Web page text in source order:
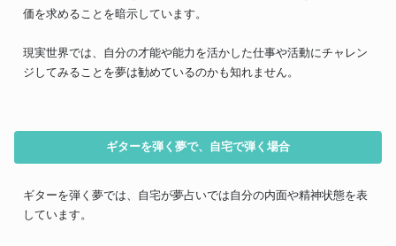
価を求めることを暗示しています。
現実世界では、自分の才能や能力を活かした仕事や活動にチャレン
ジしてみることを夢は勧めているのかも知れません。
ギターを弾く夢で、自宅で弾く場合
ギターを弾く夢では、自宅が夢占いでは自分の内面や精神状態を表
しています。